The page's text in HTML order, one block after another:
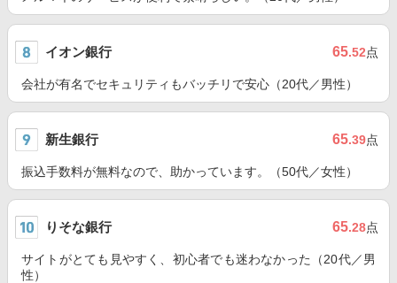
イオン銀行 65.52点
会社が有名でセキュリティもバッチリで安心（20代／男性）
新生銀行 65.39点
振込手数料が無料なので、助かっています。（50代／女性）
りそな銀行 65.28点
サイトがとても見やすく、初心者でも迷わなかった（20代／男
性）